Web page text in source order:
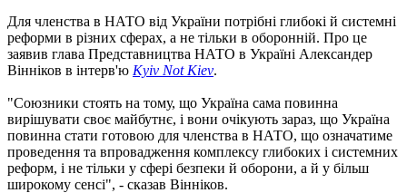
Для членства в НАТО від України потрібні глибокі й системні
реформи в різних сферах, а не тільки в оборонній. Про це
заявив глава Представництва НАТО в Україні Александер
Вінніков в інтерв'ю Kyiv Not Kiev.
"Союзники стоять на тому, що Україна сама повинна
вирішувати своє майбутнє, і вони очікують зараз, що Україна
повинна стати готовою для членства в НАТО, що означатиме
проведення та впровадження комплексу глибоких і системних
реформ, і не тільки у сфері безпеки й оборони, а й у більш
широкому сенсі", - сказав Вінніков.